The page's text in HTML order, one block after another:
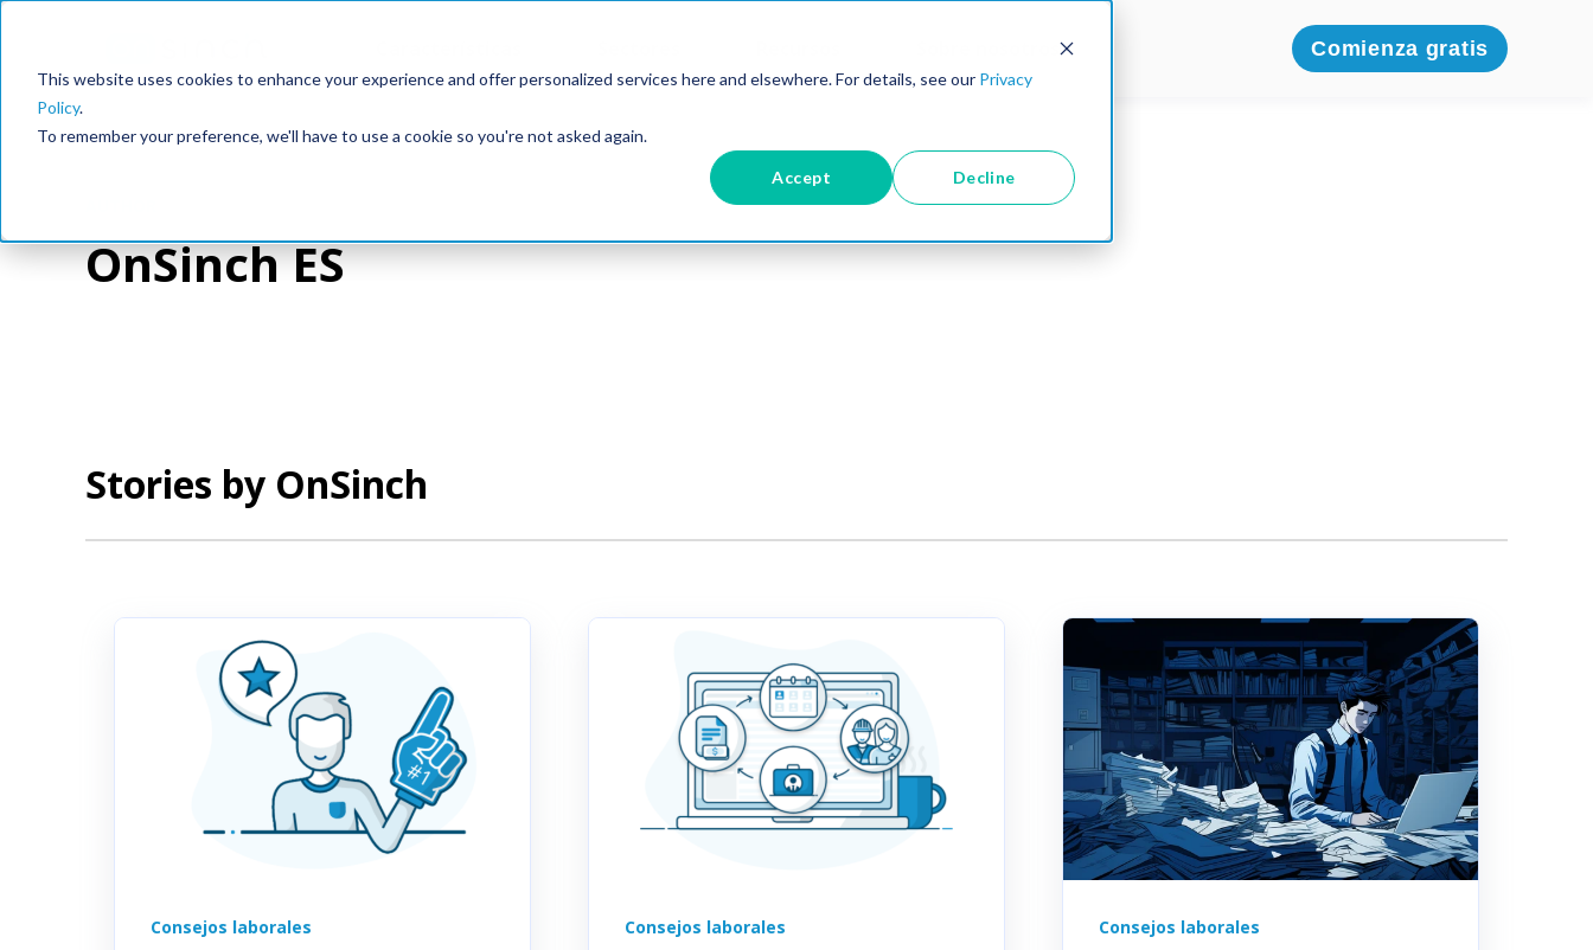
This website uses cookies to enhance your experience and offer personalized services here and elsewhere. For details, see our Privacy
Policy.
To remember your preference, we'll have to use a cookie so you're not asked again.
Accept Decline
Comienza gratis
OnSinch ES
Stories by OnSinch
Consejos laborales Consejos laborales Consejos laborales